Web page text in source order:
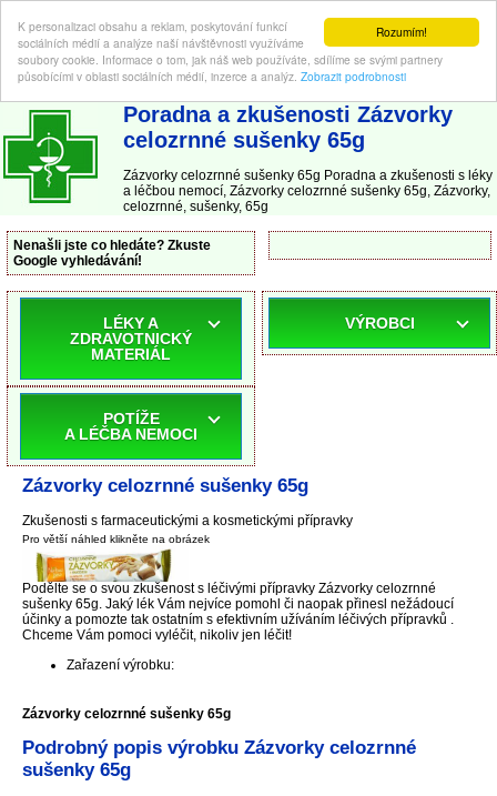
Rozumím!
K personalizaci obsahu a reklam, poskytování funkcí
sociálních médií a analýze naší návštěvnosti využíváme
soubory cookie. Informace o tom, jak náš web používáte, sdílíme se svými partnery
působícími v oblasti sociálních médií, inzerce a analýz. Zobrazit podrobnosti
ABC-LEKARNA.cz | Poradna a zkušenosti s léky a léčbou nemocí
Poradna a zkušenosti Zázvorky
celozrnné sušenky 65g
Zázvorky celozrnné sušenky 65g Poradna a zkušenosti s léky
a léčbou nemocí, Zázvorky celozrnné sušenky 65g, Zázvorky,
celozrnné, sušenky, 65g
Nenašli jste co hledáte? Zkuste
Google vyhledávání!
LÉKY A
ZDRAVOTNICKÝ
MATERIÁL
POTÍŽE
A LÉČBA NEMOCI
VÝROBCI
Zázvorky celozrnné sušenky 65g
Zkušenosti s farmaceutickými a kosmetickými přípravky
Pro větší náhled klikněte na obrázek
Podělte se o svou zkušenost s léčivými přípravky Zázvorky celozrnné
sušenky 65g. Jaký lék Vám nejvíce pomohl či naopak přinesl nežádoucí
účinky a pomozte tak ostatním s efektivním užíváním léčivých přípravků .
Chceme Vám pomoci vyléčit, nikoliv jen léčit!
Zařazení výrobku:
Zázvorky celozrnné sušenky 65g
Podrobný popis výrobku Zázvorky celozrnné
sušenky 65g